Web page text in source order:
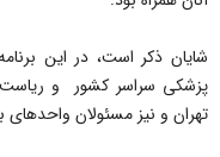
شایان ذکر است، در این
پزشکى سراسر کشور و ریاست
تهران و نیز مسئولان واحدهای